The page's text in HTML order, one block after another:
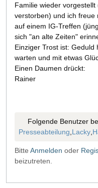
Familie wieder
verstorben) und ich freue
auf einem IG-Treffen
sich "an alte Zeiten"
Einziger Trost ist:
warten und mit etwas
Einen Daumen drückt:
Rainer
Folgende Benutzer
Presseabteilung Lacky
Bitte Anmelden oder
beizutreten.